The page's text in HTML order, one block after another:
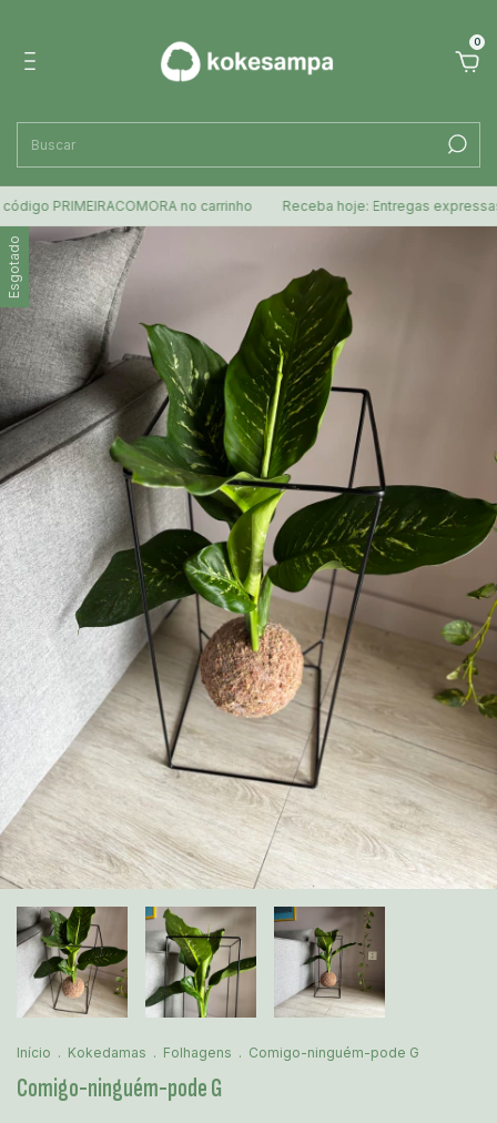
0
no carrinho Receba hoje: Entregas expressas para
Esgotado
Início . Kokedamas . Folhagens . Comigo-ninguém-pode G
Comigo-ninguém-pode G